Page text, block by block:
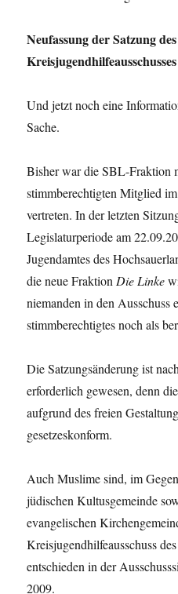
Neufassung der Satzung des
Kreisjugendhilfeausschusses
Und jetzt noch eine
Sache.
Bisher war die SBL-Fraktion
stimmberechtigten Mitglied
vertreten. In der letzten
Legislaturperiode am
Jugendamtes des
die neue Fraktion Die Linke
niemanden in den Ausschuss
stimmberechtigtes noch als
Die Satzungsänderung ist
erforderlich gewesen, denn
aufgrund des freien
gesetzeskonform.
Auch Muslime sind, im
jüdischen Kultusgemeinde
evangelischen
Kreisjugendhilfeausschuss
entschieden in der
2009.